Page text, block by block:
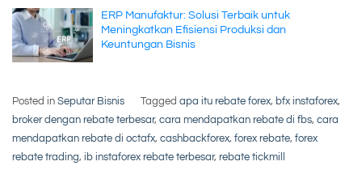
ERP Manufaktur: Solusi Terbaik untuk
Meningkatkan Efisiensi Produksi dan
Keuntungan Bisnis
Posted in Seputar Bisnis Tagged apa itu rebate forex, bfx instaforex,
broker dengan rebate terbesar, cara mendapatkan rebate di fbs, cara
mendapatkan rebate di octafx, cashbackforex, forex rebate, forex
rebate trading, ib instaforex rebate terbesar, rebate tickmill